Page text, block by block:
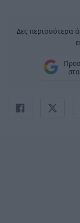
Δες περισσότερα